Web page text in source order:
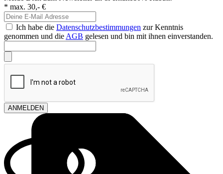
* max. 30,- €
Ich habe die Datenschutzbestimmungen zur Kenntnis
genommen und die AGB gelesen und bin mit ihnen einverstanden.
ANMELDEN